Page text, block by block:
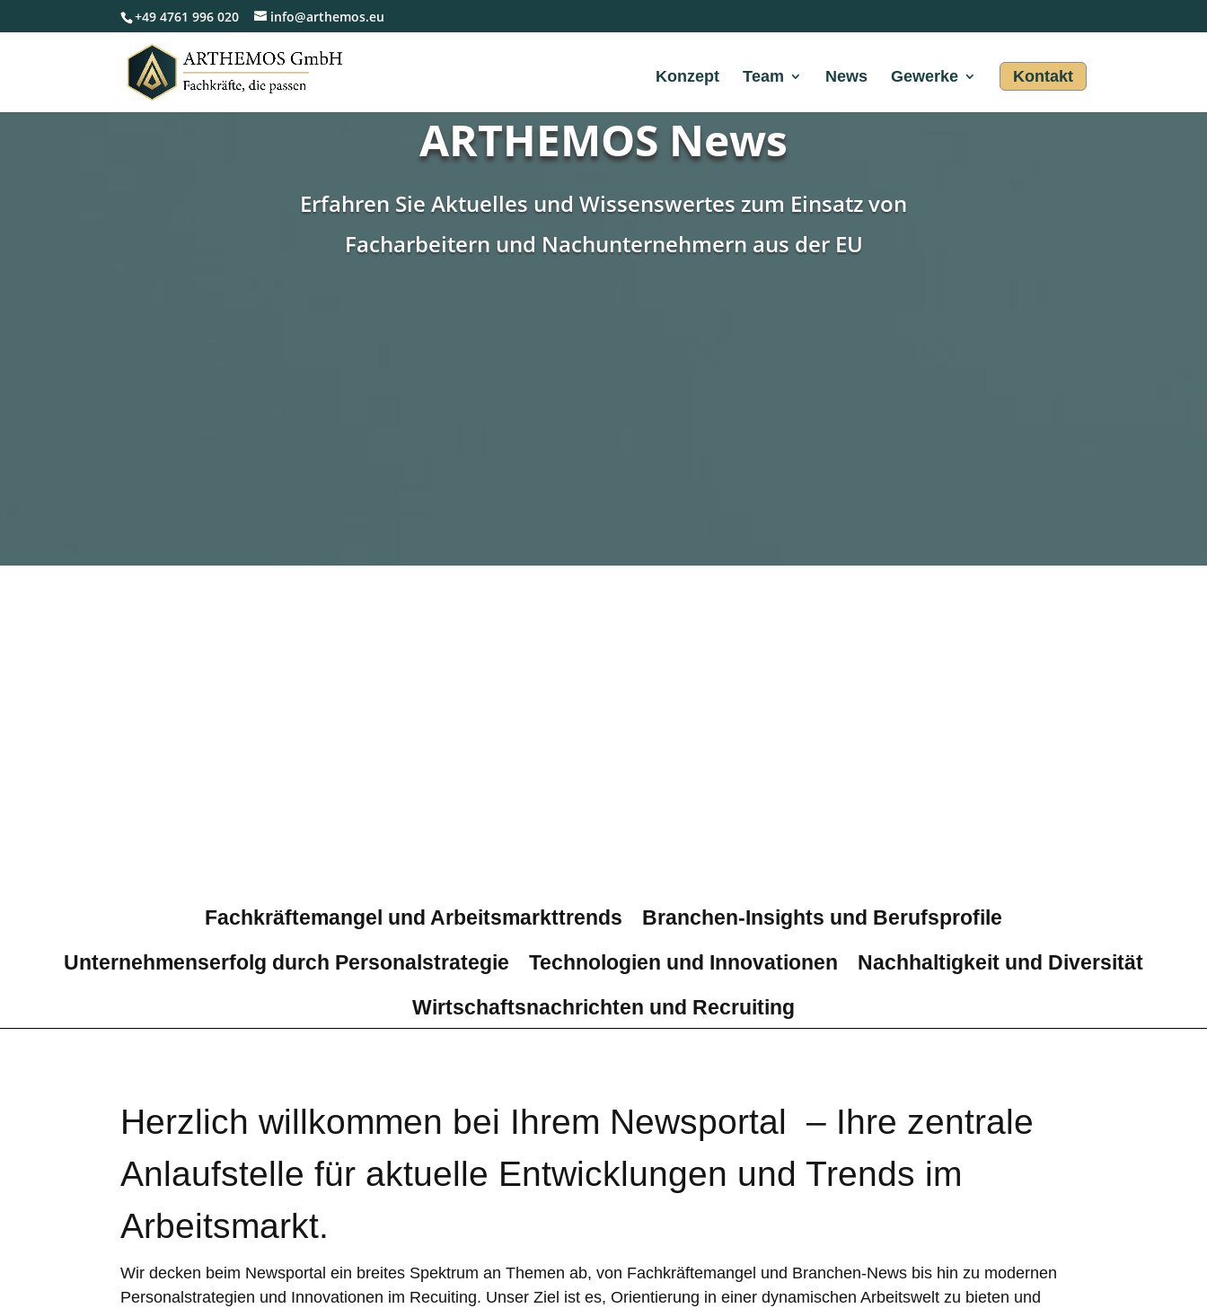
+49 4761 996 020 info@arthemos.eu
Konzept Team News Gewerke Kontakt
ARTHEMOS News
Erfahren Sie Aktuelles und Wissenswertes zum Einsatz von
Facharbeitern und Nachunternehmern aus der EU
Fachkräftemangel und Arbeitsmarkttrends
Branchen-Insights und Berufsprofile
Unternehmenserfolg durch Personalstrategie
Technologien und Innovationen
Nachhaltigkeit und Diversität
Wirtschaftsnachrichten und Recruiting
Herzlich willkommen bei Ihrem Newsportal – Ihre zentrale
Anlaufstelle für aktuelle Entwicklungen und Trends im
Arbeitsmarkt.
Wir decken beim Newsportal ein breites Spektrum an Themen ab, von Fachkräftemangel und Branchen-News bis hin zu modernen
Personalstrategien und Innovationen im Recuiting. Unser Ziel ist es, Orientierung in einer dynamischen Arbeitswelt zu bieten und